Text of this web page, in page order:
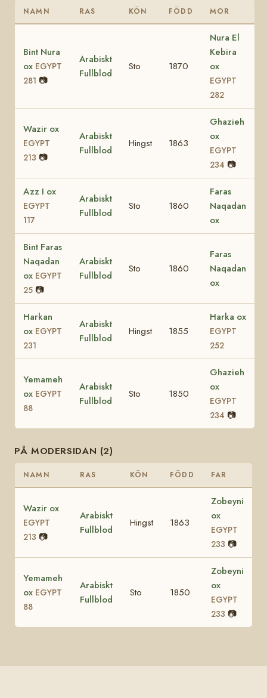
NAMN RAS KÖN FÖDD MOR
Bint Nura
ox EGYPT
281 📷
Arabiskt
Fullblod
Sto 1870
Nura El
Kebira
ox
EGYPT
282
Wazir ox
EGYPT
213 📷
Arabiskt
Fullblod
Hingst 1863
Ghazieh
ox
EGYPT
234 📷
Azz I ox
EGYPT
117
Arabiskt
Fullblod
Sto 1860
Faras
Naqadan
ox
Bint Faras
Naqadan
ox EGYPT
25 📷
Arabiskt
Fullblod
Sto 1860
Faras
Naqadan
ox
Harkan
ox EGYPT
231
Arabiskt
Fullblod
Hingst 1855
Harka ox
EGYPT
252
Yemameh
ox EGYPT
88
Arabiskt
Fullblod
Sto 1850
Ghazieh
ox
EGYPT
234 📷
PÅ MODERSIDAN (2)
NAMN RAS KÖN FÖDD FAR
Wazir ox
EGYPT
213 📷
Arabiskt
Fullblod
Hingst 1863
Zobeyni
ox
EGYPT
233 📷
Yemameh
ox EGYPT
88
Arabiskt
Fullblod
Sto 1850
Zobeyni
ox
EGYPT
233 📷